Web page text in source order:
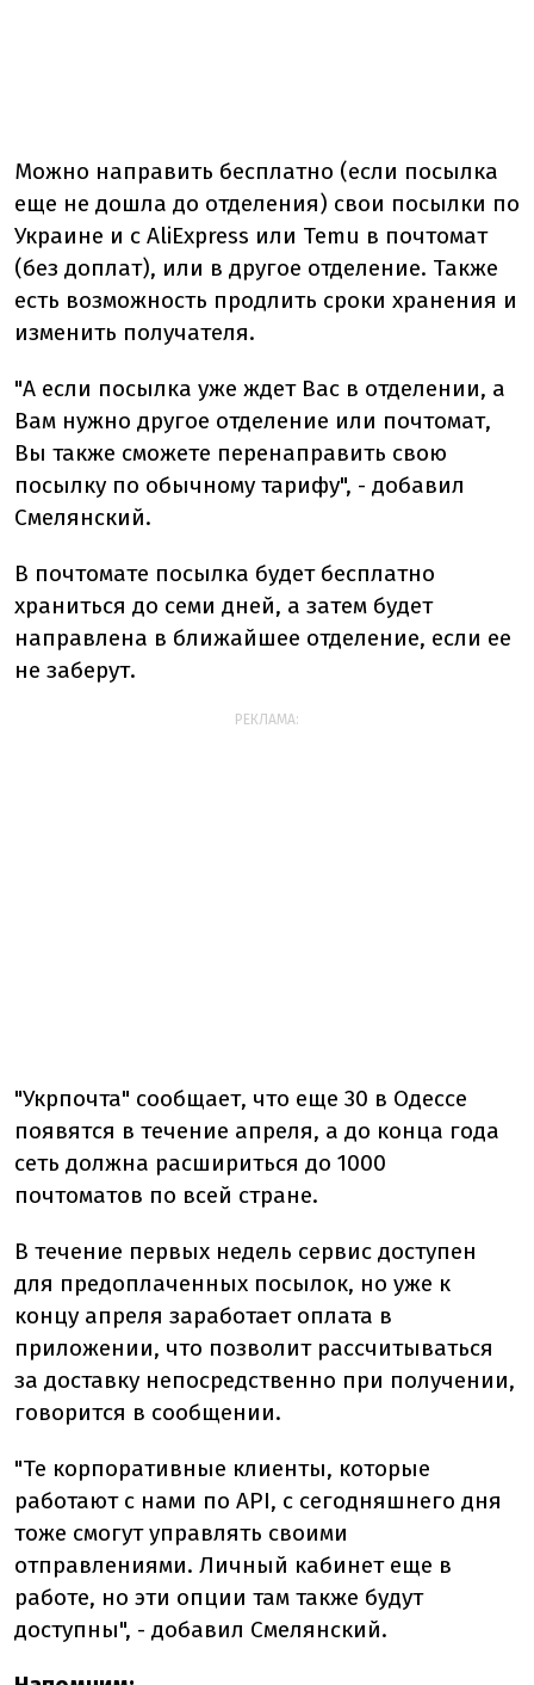
Можно направить бесплатно (если посылка
еще не дошла до отделения) свои посылки по
Украине и с AliExpress или Temu в почтомат
(без доплат), или в другое отделение. Также
есть возможность продлить сроки хранения и
изменить получателя.
"А если посылка уже ждет Вас в отделении, а
Вам нужно другое отделение или почтомат,
Вы также сможете перенаправить свою
посылку по обычному тарифу", - добавил
Смелянский.
В почтомате посылка будет бесплатно
храниться до семи дней, а затем будет
направлена в ближайшее отделение, если ее
не заберут.
РЕКЛАМА:
"Укрпочта" сообщает, что еще 30 в Одессе
появятся в течение апреля, а до конца года
сеть должна расшириться до 1000
почтоматов по всей стране.
В течение первых недель сервис доступен
для предоплаченных посылок, но уже к
концу апреля заработает оплата в
приложении, что позволит рассчитываться
за доставку непосредственно при получении,
говорится в сообщении.
"Те корпоративные клиенты, которые
работают с нами по API, с сегодняшнего дня
тоже смогут управлять своими
отправлениями. Личный кабинет еще в
работе, но эти опции там также будут
доступны", - добавил Смелянский.